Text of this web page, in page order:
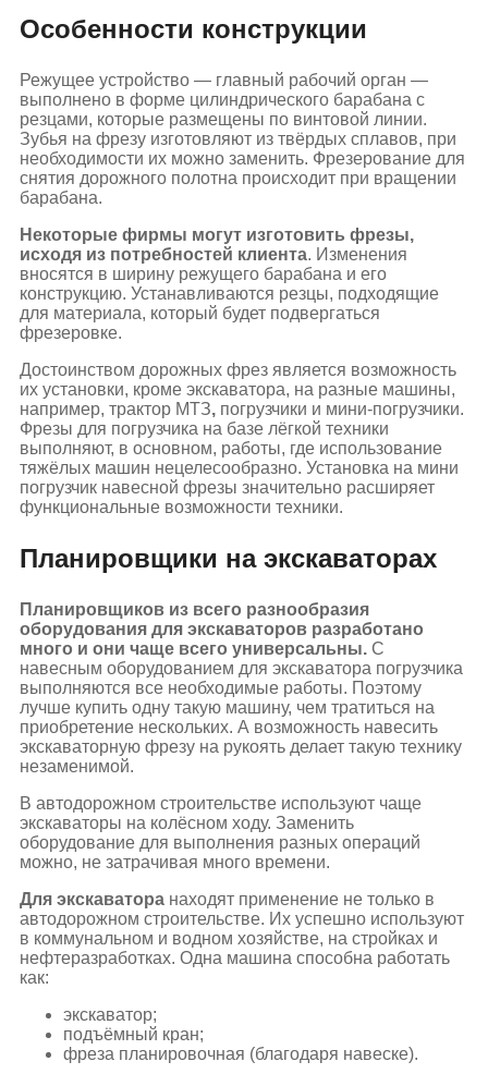
Особенности конструкции
Режущее устройство — главный рабочий орган —
выполнено в форме цилиндрического барабана с
резцами, которые размещены по винтовой линии.
Зубья на фрезу изготовляют из твёрдых сплавов, при
необходимости их можно заменить. Фрезерование для
снятия дорожного полотна происходит при вращении
барабана.
Некоторые фирмы могут изготовить фрезы,
исходя из потребностей клиента. Изменения
вносятся в ширину режущего барабана и его
конструкцию. Устанавливаются резцы, подходящие
для материала, который будет подвергаться
фрезеровке.
Достоинством дорожных фрез является возможность
их установки, кроме экскаватора, на разные машины,
например, трактор МТЗ, погрузчики и мини-погрузчики.
Фрезы для погрузчика на базе лёгкой техники
выполняют, в основном, работы, где использование
тяжёлых машин нецелесообразно. Установка на мини
погрузчик навесной фрезы значительно расширяет
функциональные возможности техники.
Планировщики на экскаваторах
Планировщиков из всего разнообразия
оборудования для экскаваторов разработано
много и они чаще всего универсальны. С
навесным оборудованием для экскаватора погрузчика
выполняются все необходимые работы. Поэтому
лучше купить одну такую машину, чем тратиться на
приобретение нескольких. А возможность навесить
экскаваторную фрезу на рукоять делает такую технику
незаменимой.
В автодорожном строительстве используют чаще
экскаваторы на колёсном ходу. Заменить
оборудование для выполнения разных операций
можно, не затрачивая много времени.
Для экскаватора находят применение не только в
автодорожном строительстве. Их успешно используют
в коммунальном и водном хозяйстве, на стройках и
нефтеразработках. Одна машина способна работать
как:
экскаватор;
подъёмный кран;
фреза планировочная (благодаря навеске).